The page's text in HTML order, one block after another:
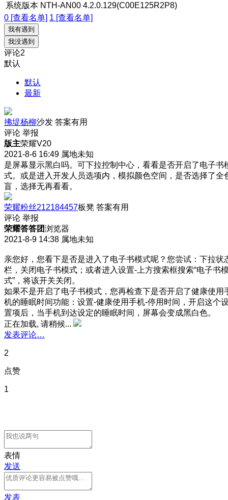
系统版本 NTH-AN00 4.2.0.129(C00E125R2P8)
0 [查看名单] 1 [查看名单]
我有遇到
我没遇到
评论2
默认
默认
最新
拂堤杨柳沙发 答案有用
评论 举报
版主荣耀V20
2021-8-6 16:49 属地未知
是屏幕显示黑白吗。可下拉控制中心，看看是否开启了电子书
式。或是进入开发人员选项内，模拟颜色空间，是否选择了全
盲，选择无再看看。
荣耀粉丝212184457板凳 答案有用
评论 举报
荣耀答答团浏览器
2021-8-9 14:38 属地未知
亲您好，您看下是否是进入了电子书模式呢？您尝试：下拉状
栏，关闭电子书模式；或者进入设置-上方搜索框搜索“电子书
式”，将该开关关闭。
如果不是开启了电子书模式，您再检查下是否开启了健康使用
机的睡眠时间功能：设置-健康使用手机-停用时间，开启这个
置项后，当手机到达设定的睡眠时间，屏幕会变成黑白色。
正在加载, 请稍候...
发表评论…
2
点赞
1
表情
发送
发表